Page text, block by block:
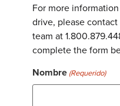
For more
drive, please
team at
complete the form
Nombre (Requerido)